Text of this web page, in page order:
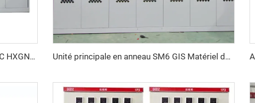
Matériel de commutation métallique AC HXGN15 -12 Unité principale en anneau SM6 GIS Matériel de commutation SF6